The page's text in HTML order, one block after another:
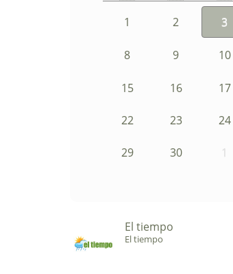
1 2 3
8 9 10
15 16 17
22 23 24
29 30 1
El tiempo
El tiempo